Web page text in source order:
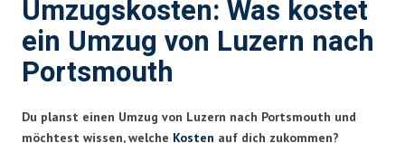
Umzugskosten: Was kostet
ein Umzug von Luzern nach
Portsmouth
Du planst einen Umzug von Luzern nach Portsmouth und
möchtest wissen, welche Kosten auf dich zukommen?